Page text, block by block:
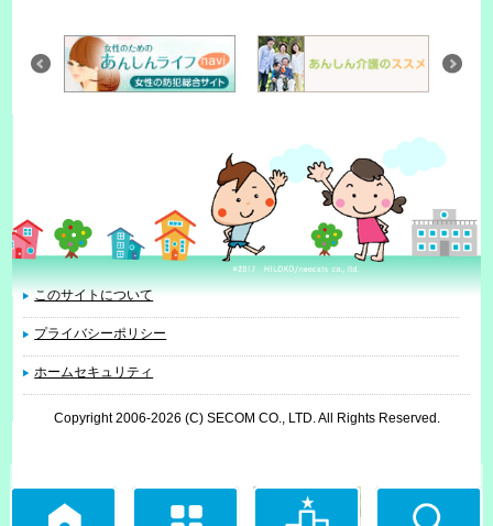
このサイトについて
プライバシーポリシー
ホームセキュリティ
Copyright 2006-2026 (C) SECOM CO., LTD. All Rights Reserved.